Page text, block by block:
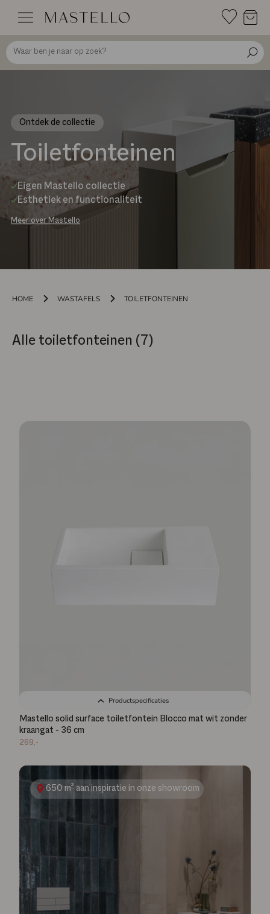
inhoud
Ontdek de collectie
Toiletfonteinen
Eigen Mastello collectie
Esthetiek en functionaliteit
Meer over Mastello
HOME WASTAFELS TOILETFONTEINEN
Alle toiletfonteinen (7)
Productspecificaties
Mastello solid surface toiletfontein Blocco mat wit zonder
kraangat - 36 cm
269,-
650 m² aan inspiratie in onze showroom